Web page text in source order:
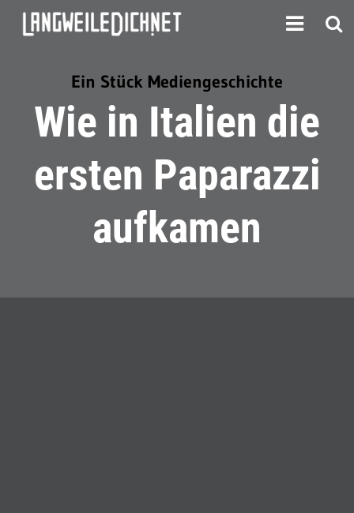
Ein Stück Mediengeschichte
Wie in Italien die
ersten Paparazzi
aufkamen